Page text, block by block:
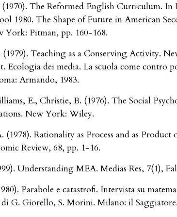
(1970). The Reformed English Curriculum. In
1980. The Shape of Future in American
York: Pitman, pp. 160-168.
(1979). Teaching as a Conserving Activity.
Ecologia dei media. La scuola come contro
Armando, 1983.
E., Christie, B. (1976). The Social
New York: Wiley.
(1978). Rationality as Process and as
Review, 68, pp. 1-16.
Understanding MEA. Medias Res, 7(1),
Parabole e catastrofi. Intervista su
di G. Giorello, S. Morini. Milano: il Saggiatore.